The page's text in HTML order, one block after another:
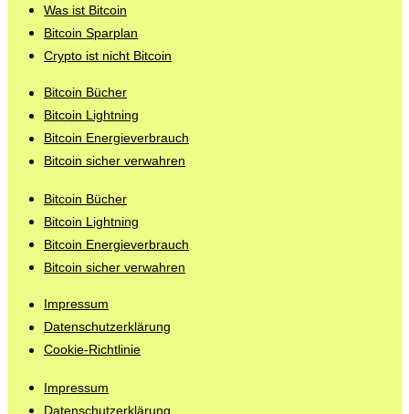
Was ist Bitcoin
Bitcoin Sparplan
Crypto ist nicht Bitcoin
Bitcoin Bücher
Bitcoin Lightning
Bitcoin Energieverbrauch
Bitcoin sicher verwahren
Bitcoin Bücher
Bitcoin Lightning
Bitcoin Energieverbrauch
Bitcoin sicher verwahren
Impressum
Datenschutzerklärung
Cookie-Richtlinie
Impressum
Datenschutzerklärung